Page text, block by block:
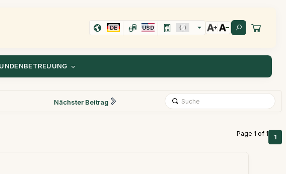
DE USD
Nächster Beitrag
Page 1 of 1 1